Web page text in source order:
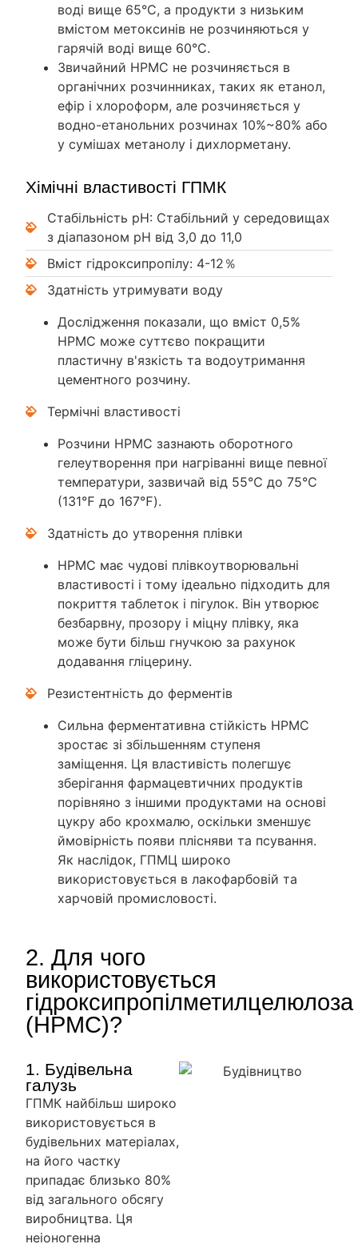
воді вище 65°C, а продукти з низьким
вмістом метоксинів не розчиняються у
гарячій воді вище 60°C.
Звичайний HPMC не розчиняється в
органічних розчинниках, таких як етанол,
ефір і хлороформ, але розчиняється у
водно-етанольних розчинах 10%~80% або
у сумішах метанолу і дихлорметану.
Хімічні властивості ГПМК
Стабільність рН: Стабільний у середовищах
з діапазоном рН від 3,0 до 11,0
Вміст гідроксипропілу: 4-12％
Здатність утримувати воду
Дослідження показали, що вміст 0,5%
HPMC може суттєво покращити
пластичну в'язкість та водоутримання
цементного розчину.
Термічні властивості
Розчини HPMC зазнають оборотного
гелеутворення при нагріванні вище певної
температури, зазвичай від 55℃ до 75℃
(131℉ до 167℉).
Здатність до утворення плівки
HPMC має чудові плівкоутворювальні
властивості і тому ідеально підходить для
покриття таблеток і пігулок. Він утворює
безбарвну, прозору і міцну плівку, яка
може бути більш гнучкою за рахунок
додавання гліцерину.
Резистентність до ферментів
Сильна ферментативна стійкість HPMC
зростає зі збільшенням ступеня
заміщення. Ця властивість полегшує
зберігання фармацевтичних продуктів
порівняно з іншими продуктами на основі
цукру або крохмалю, оскільки зменшує
ймовірність появи плісняви та псування.
Як наслідок, ГПМЦ широко
використовується в лакофарбовій та
харчовій промисловості.
2. Для чого
використовується
гідроксипропілметилцелюлоза
(HPMC)?
1. Будівельна
галузь
ГПМК найбільш широко
використовується в
будівельних матеріалах,
на його частку
припадає близько 80%
від загального обсягу
виробництва. Ця
неіоногенна